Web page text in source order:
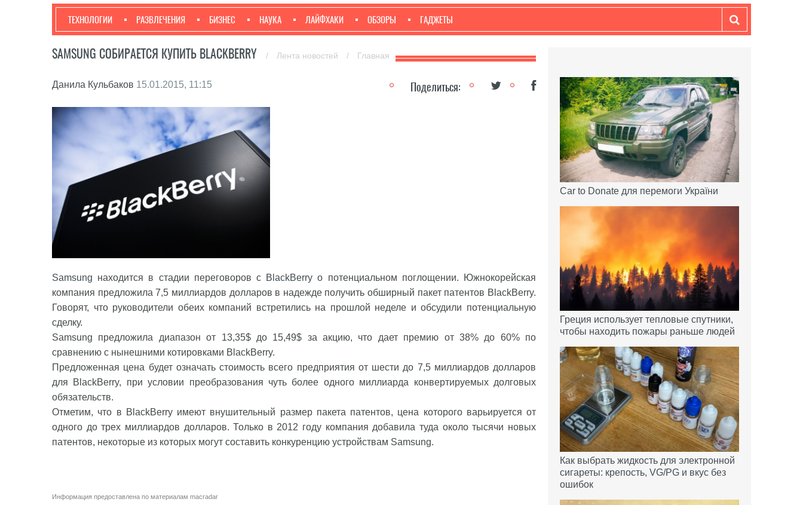
ТЕХНОЛОГИИ РАЗВЛЕЧЕНИЯ БИЗНЕС НАУКА ЛАЙФХАКИ ОБЗОРЫ ГАДЖЕТЫ
SAMSUNG СОБИРАЕТСЯ КУПИТЬ BLACKBERRY / Лента новостей / Главная
Данила Кульбаков 15.01.2015, 11:15 Поделиться:
Samsung находится в стадии переговоров с BlackBerry о потенциальном поглощении. Южнокорейская
компания предложила 7,5 миллиардов долларов в надежде получить обширный пакет патентов BlackBerry.
Говорят, что руководители обеих компаний встретились на прошлой неделе и обсудили потенциальную
сделку.
Samsung предложила диапазон от 13,35$ до 15,49$ за акцию, что дает премию от 38% до 60% по
сравнению с нынешними котировками BlackBerry.
Предложенная цена будет означать стоимость всего предприятия от шести до 7,5 миллиардов долларов
для BlackBerry, при условии преобразования чуть более одного миллиарда конвертируемых долговых
обязательств.
Отметим, что в BlackBerry имеют внушительный размер пакета патентов, цена которого варьируется от
одного до трех миллиардов долларов. Только в 2012 году компания добавила туда около тысячи новых
патентов, некоторые из которых могут составить конкуренцию устройствам Samsung.
Информация предоставлена по материалам macradar
Car to Donate для перемоги України
Греция использует тепловые спутники,
чтобы находить пожары раньше людей
Как выбрать жидкость для электронной
сигареты: крепость, VG/PG и вкус без
ошибок